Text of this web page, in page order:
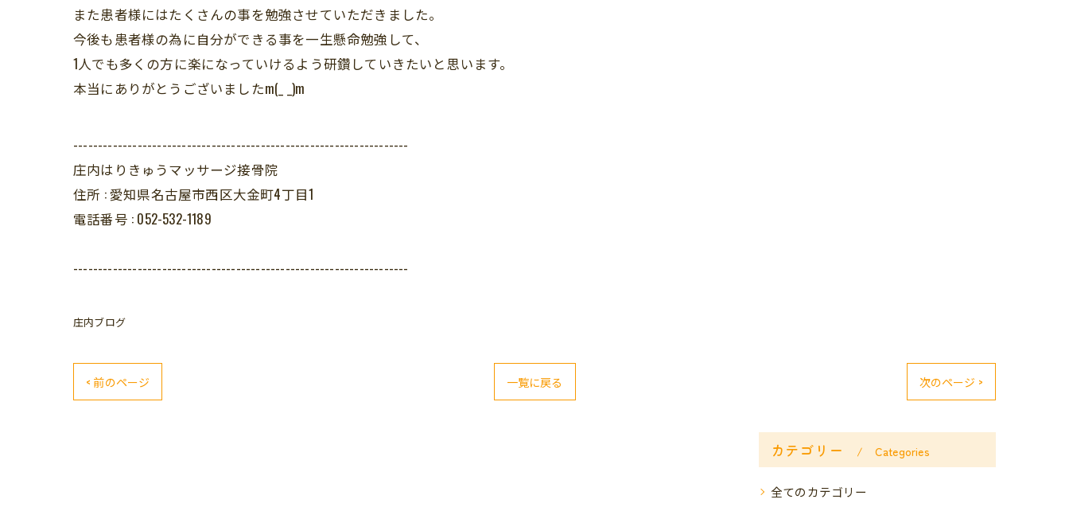
また患者様にはたくさんの事を勉強させていただきました。
今後も患者様の為に自分ができる事を一生懸命勉強して、
1人でも多くの方に楽になっていけるよう研鑽していきたいと思います。
本当にありがとうございましたm(_ _)m
--------------------------------------------------------------------
庄内はりきゅうマッサージ接骨院
住所 : 愛知県名古屋市西区大金町4丁目1
電話番号 : 052-532-1189
--------------------------------------------------------------------
庄内ブログ
< 前のページ 一覧に戻る 次のページ >
カテゴリー Categories
全てのカテゴリー